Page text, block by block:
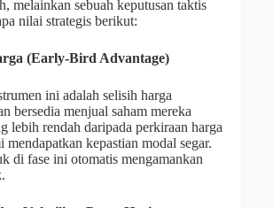
melainkan sebuah keputusan taktis
nilai strategis berikut:
(Early-Bird Advantage)
ini adalah selisih harga
bersedia menjual saham mereka
lebih rendah daripada perkiraan harga
mendapatkan kepastian modal segar.
di fase ini otomatis mengamankan